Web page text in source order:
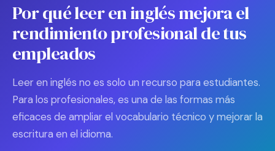
Por qué leer en inglés mejora el
rendimiento profesional de tus
empleados
Leer en inglés no es solo un recurso para estudiantes.
Para los profesionales, es una de las formas más
eficaces de ampliar el vocabulario técnico y mejorar la
escritura en el idioma.